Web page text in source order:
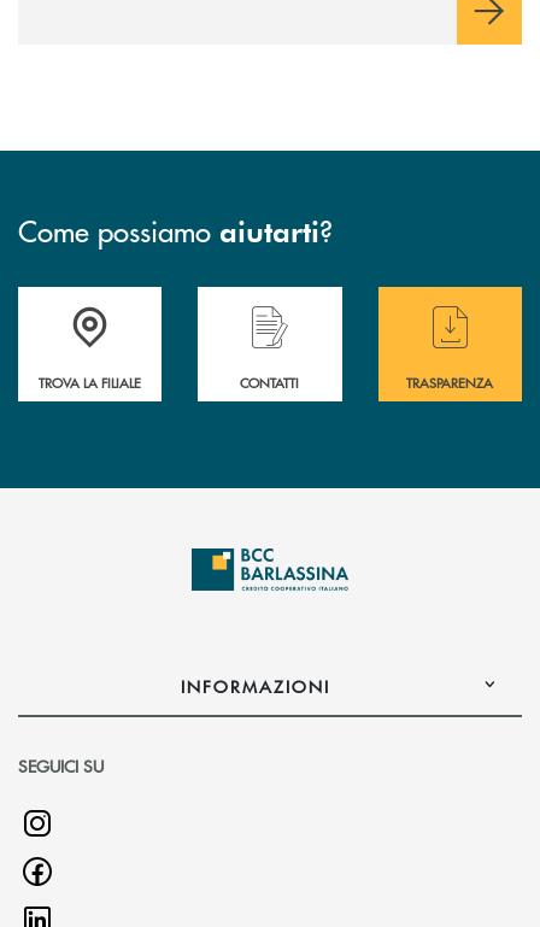
Come possiamo aiutarti?
Accedi all' elenco completo delle filiali di BCC Barlassina.
TROVA LA FILIALE
Hai bisogno di assistenza immediata ?
CONTATTI
Hai bisogno di
TRASPARENZA
INFORMAZIONI
SEGUICI SU